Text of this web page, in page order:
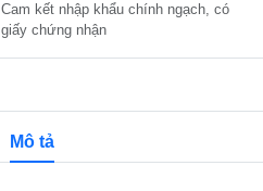
Cam kết nhập khẩu chính ngạch, có
giấy chứng nhận
Chi tiết và đề
Mô tả